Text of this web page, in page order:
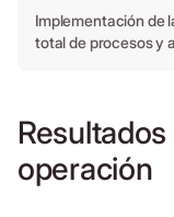
Implementación de
total de procesos y
operación